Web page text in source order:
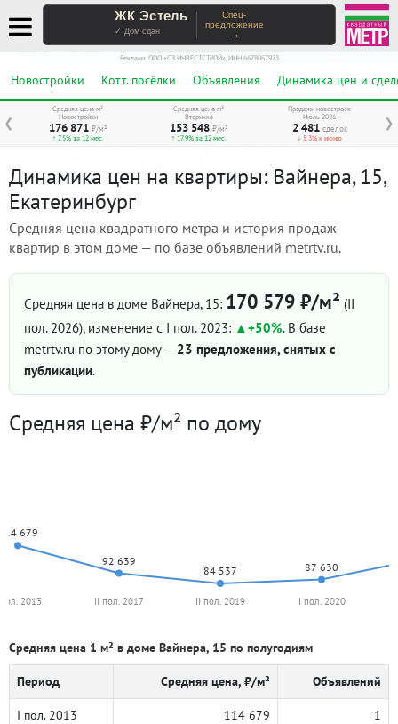
ЖК Эстель
✓ Дом сдан
Спец-
предложение
→
Реклама. ООО «СЗ ИНВЕСТСТРОЙ», ИНН 6678067973
Новостройки Котт. посёлки Объявления Динамика цен и
❮ ❯
Средняя цена м²
Новостройки
176 871 ₽/м²
↑ 7,5% за 12 мес.
Средняя цена м²
Вторичка
153 548 ₽/м²
↑ 17,9% за 12 мес.
Продажи новостроек
Июль 2026
2 481 сделок
↓ 5,3% к июню
Динамика цен на квартиры: Вайнера, 15,
Екатеринбург
Средняя цена квадратного метра и история продаж
квартир в этом доме — по базе объявлений metrtv.ru.
Средняя цена в доме Вайнера, 15: 170 579 ₽/м² (II
пол. 2026), изменение с I пол. 2023: +50%. В базе
metrtv.ru по этому дому — 23 предложения, снятых с
публикации.
Средняя цена ₽/м² по дому
679
92 639
84 537 87 630
2013 II пол. 2017 II пол. 2019 I пол. 2020
Средняя цена 1 м² в доме Вайнера, 15 по полугодиям
Период Средняя цена, ₽/м² Объявлений
I пол. 2013 114 679 1